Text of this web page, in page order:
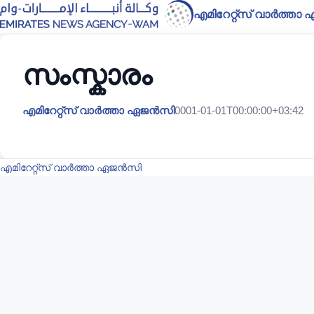
എമിറേറ്റ്സ് വാർത്താ
സംസ്കാരം
എമിറേറ്റ്സ് വാർത്താ ഏജൻസി0001-01-01T00:00:00+03:42
എമിറേറ്റ്സ് വാർത്താ ഏജൻസി